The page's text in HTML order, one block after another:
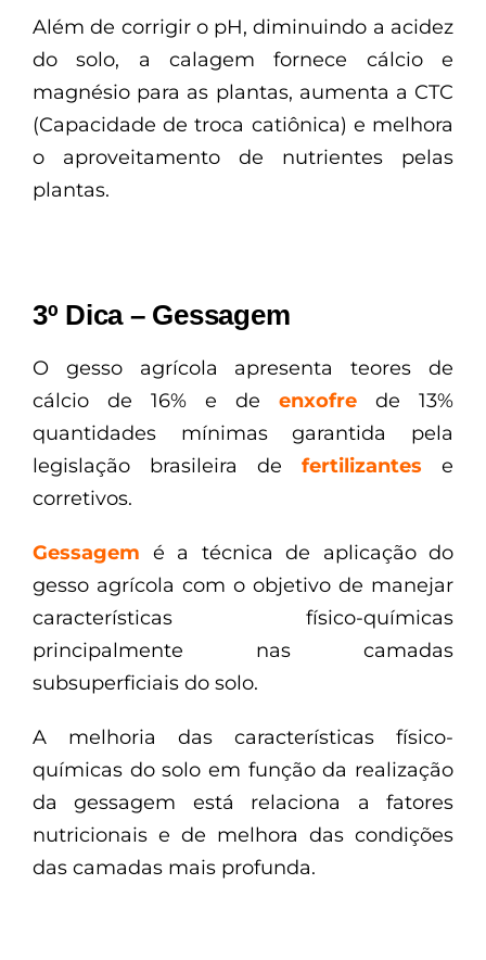
Além de corrigir o pH, diminuindo a acidez
do solo, a calagem fornece cálcio e
magnésio para as plantas, aumenta a CTC
(Capacidade de troca catiônica) e melhora
o aproveitamento de nutrientes pelas
plantas.
3º Dica – Gessagem
O gesso agrícola apresenta teores de
cálcio de 16% e de enxofre
de 13%
quantidades mínimas garantida pela
legislação brasileira de fertilizantes e
corretivos.
Gessagem é a técnica de aplicação do
gesso agrícola com o objetivo de manejar
características físico-químicas
principalmente nas camadas
subsuperficiais do solo.
A melhoria das características físico-
químicas do solo em função da realização
da gessagem está relaciona a fatores
nutricionais e de melhora das condições
das camadas mais profunda.